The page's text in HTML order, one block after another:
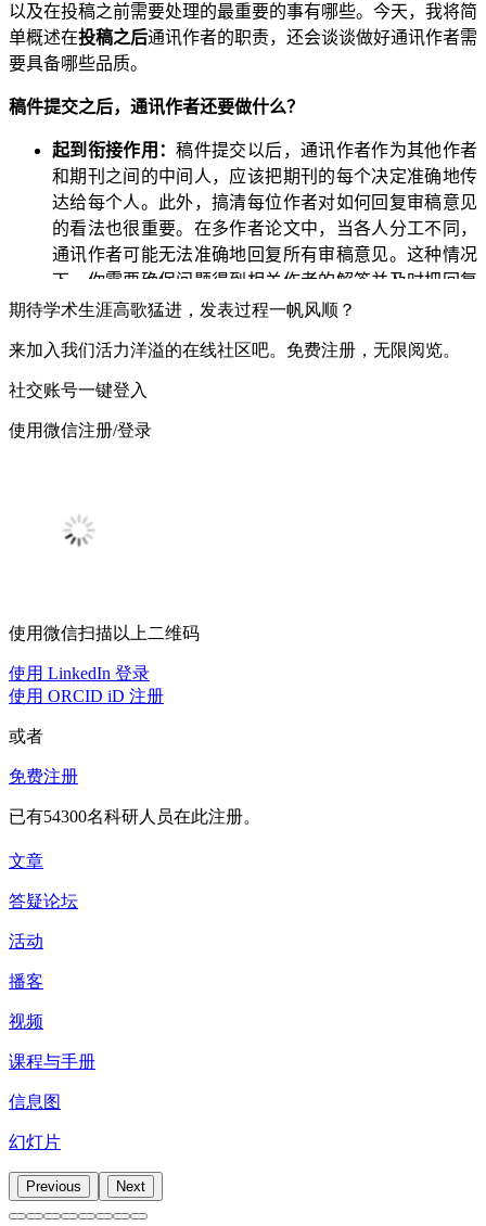
以及在投稿之前需要处理的最重要的事有哪些。今天，我将简
单概述在投稿之后通讯作者的职责，还会谈谈做好通讯作者需
要具备哪些品质。
稿件提交之后，通讯作者还要做什么？
起到衔接作用：稿件提交以后，通讯作者作为其他作者
和期刊之间的中间人，应该把期刊的每个决定准确地传
达给每个人。此外，搞清每位作者对如何回复审稿意见
的看法也很重要。在多作者论文中，当各人分工不同，
通讯作者可能无法准确地回复所有审稿意见。这种情况
下，你需要确保问题得到相关作者的解答并及时把回复
回传给期刊。
问，应及时把修改后的稿件和说明发给期刊。
确保改后稿件清楚无误：
问题和质疑是否都已得到充分而系统的解决。对没有解
的最终定稿，而从所有人那里拿到正式的书面审批就是
你作为通讯作者的职责。最好也把整理好的同意书提交
论文发表后，通讯作者还要做什么？
论文发表后，你作为通讯作者的工作还没完。做好准备接到其
他研究人员、同行专家关于你论文的邮件及质询。可能是向你
同意或反对的观点，也可能是想指出你们研究中的疏漏等
下来，你还要把相关反馈发给每位作者，既因为你可能不是最
接着我们一起来勾画一个完美的通讯作者形象。像文章开头说
的那样，我会列出一些通讯作者应该具备的品质。
通讯作者应该具备哪些品质？
很大程度上，通讯作者扮演着行政人员的角色，但这其中也包
研究，你将会是他们第一个联系的人；同时你也是那个在研究
陷入争议时要代表团队回应的人。一个合格的通讯作者应该是
保证沟通的透明度
期待学术生涯高歌猛进，发表过程一帆风顺？
来加入我们活力洋溢的在线社区吧。免费注册，无限阅览。
社交账号一键登入
使用微信注册/登录
使用微信扫描以上二维码
使用 LinkedIn 登录
使用 ORCID iD 注册
或者
免费注册
已有54300名科研人员在此注册。
文章
答疑论坛
活动
播客
视频
课程与手册
信息图
幻灯片
Previous Next